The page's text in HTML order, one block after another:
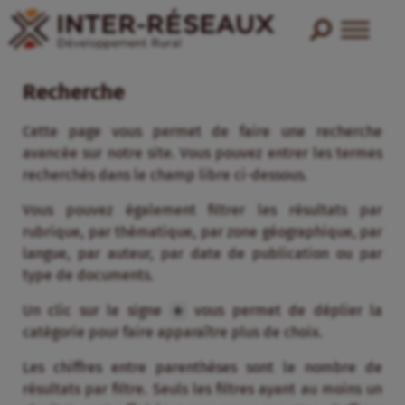
Recherche
Cette page vous permet de faire une recherche
avancée sur notre site. Vous pouvez entrer les termes
recherchés dans le champ libre ci-dessous.
Vous pouvez également filtrer les résultats par
rubrique, par thématique, par zone géographique, par
langue, par auteur, par date de publication ou par
type de documents.
Un clic sur le signe
vous permet de déplier la
catégorie pour faire apparaître plus de choix.
Les chiffres entre parenthèses sont le nombre de
résultats par filtre. Seuls les filtres ayant au moins un